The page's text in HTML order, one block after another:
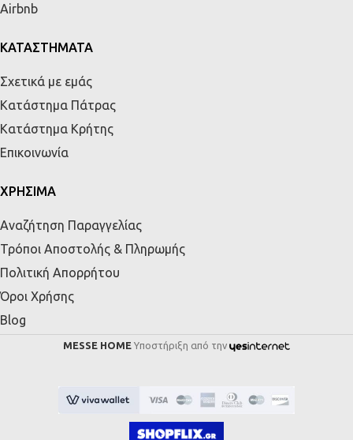
Airbnb
ΚΑΤΑΣΤΗΜΑΤΑ
Σχετικά με εμάς
Κατάστημα Πάτρας
Κατάστημα Κρήτης
Επικοινωνία
ΧΡΗΣΙΜΑ
Αναζήτηση Παραγγελίας
Τρόποι Αποστολής & Πληρωμής
Πολιτική Απορρήτου
Όροι Χρήσης
Blog
MESSE HOME Υποστήριξη από την